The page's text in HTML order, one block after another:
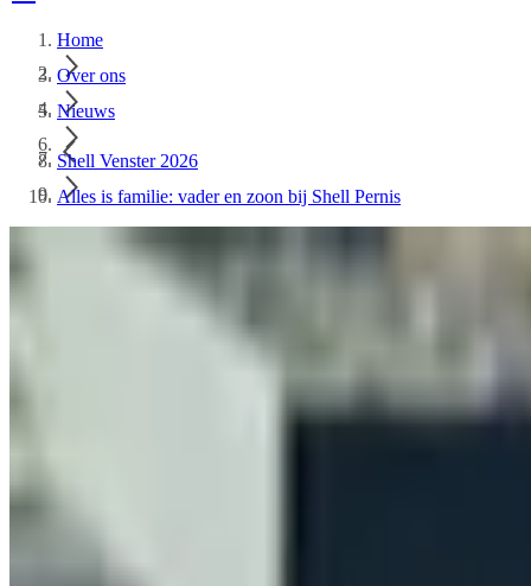
Home
Over ons
Nieuws
Shell Venster 2026
Alles is familie: vader en zoon bij Shell Pernis